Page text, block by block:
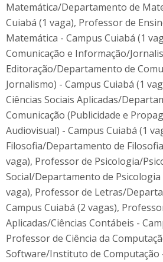
Matemática/Departamento de
Cuiabá (1 vaga), Professor de
Matemática - Campus Cuiabá (1
Comunicação e Informação/
Editoração/Departamento de
Jornalismo) - Campus Cuiabá (1
Ciências Sociais Aplicadas/
Comunicação (Publicidade e
Audiovisual) - Campus Cuiabá (1
Filosofia/Departamento de
vaga), Professor de Psicologia/
Social/Departamento de Psicologia
vaga), Professor de Letras/
Campus Cuiabá (2 vagas),
Aplicadas/Ciências Contábeis -
Professor de Ciência da
Software/Instituto de Computação